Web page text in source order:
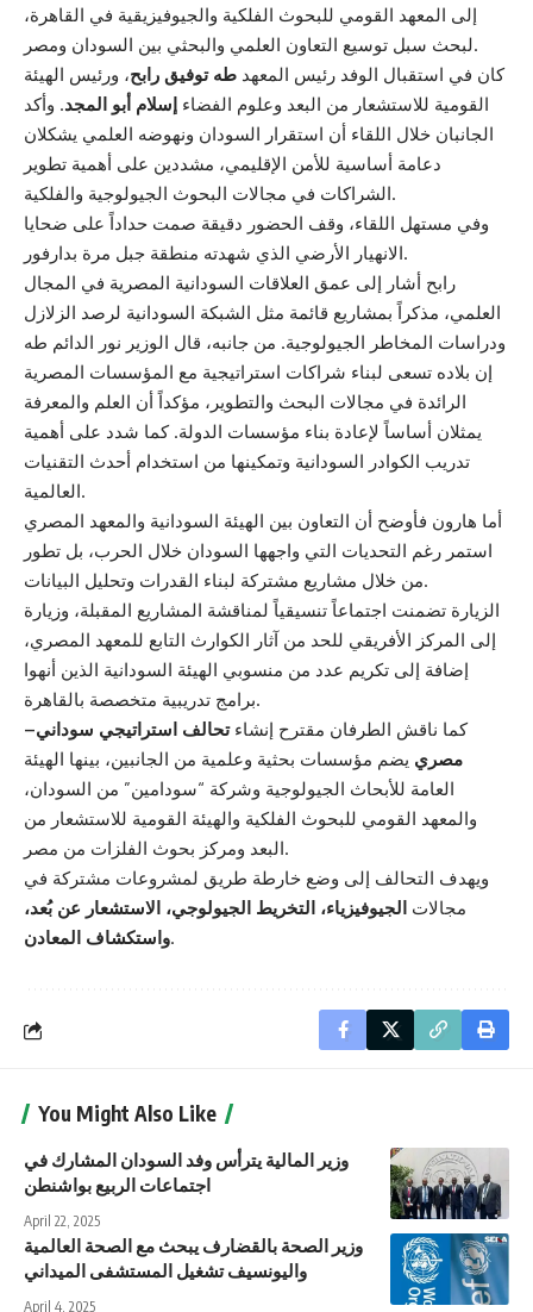
إلى المعهد القومي للبحوث الفلكية والجيوفيزيقية في القاهرة،
لبحث سبل توسيع التعاون العلمي والبحثي بين السودان ومصر.
كان في استقبال الوفد رئيس المعهد طه توفيق رابح، ورئيس الهيئة
القومية للاستشعار من البعد وعلوم الفضاء إسلام أبو المجد. وأكد
الجانبان خلال اللقاء أن استقرار السودان ونهوضه العلمي يشكلان
دعامة أساسية للأمن الإقليمي، مشددين على أهمية تطوير
الشراكات في مجالات البحوث الجيولوجية والفلكية.
وفي مستهل اللقاء، وقف الحضور دقيقة صمت حداداً على ضحايا
الانهيار الأرضي الذي شهدته منطقة جبل مرة بدارفور.
رابح أشار إلى عمق العلاقات السودانية المصرية في المجال
العلمي، مذكراً بمشاريع قائمة مثل الشبكة السودانية لرصد الزلازل
ودراسات المخاطر الجيولوجية. من جانبه، قال الوزير نور الدائم طه
إن بلاده تسعى لبناء شراكات استراتيجية مع المؤسسات المصرية
الرائدة في مجالات البحث والتطوير، مؤكداً أن العلم والمعرفة
يمثلان أساساً لإعادة بناء مؤسسات الدولة. كما شدد على أهمية
تدريب الكوادر السودانية وتمكينها من استخدام أحدث التقنيات
العالمية.
أما هارون فأوضح أن التعاون بين الهيئة السودانية والمعهد المصري
استمر رغم التحديات التي واجهها السودان خلال الحرب، بل تطور
من خلال مشاريع مشتركة لبناء القدرات وتحليل البيانات.
الزيارة تضمنت اجتماعاً تنسيقياً لمناقشة المشاريع المقبلة، وزيارة
إلى المركز الأفريقي للحد من آثار الكوارث التابع للمعهد المصري،
إضافة إلى تكريم عدد من منسوبي الهيئة السودانية الذين أنهوا
برامج تدريبية متخصصة بالقاهرة.
كما ناقش الطرفان مقترح إنشاءتحالف استراتيجي سوداني–
مصري يضم مؤسسات بحثية وعلمية من الجانبين، بينها الهيئة
العامة للأبحاث الجيولوجية وشركة “سودامين” من السودان،
والمعهد القومي للبحوث الفلكية والهيئة القومية للاستشعار من
البعد ومركز بحوث الفلزات من مصر.
ويهدف التحالف إلى وضع خارطة طريق لمشروعات مشتركة في
مجالات الجيوفيزياء، التخريط الجيولوجي، الاستشعار عن بُعد،
واستكشاف المعادن.
You Might Also Like
وزير المالية يترأس وفد السودان المشارك في
اجتماعات الربيع بواشنطن
April 22, 2025
وزير الصحة بالقضارف يبحث مع الصحة العالمية
واليونسيف تشغيل المستشفى الميداني
April 4, 2025